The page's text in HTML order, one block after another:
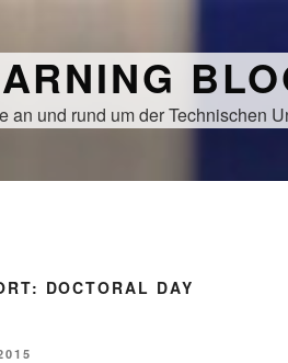
an und rund um der Technischen
DOCTORAL DAY